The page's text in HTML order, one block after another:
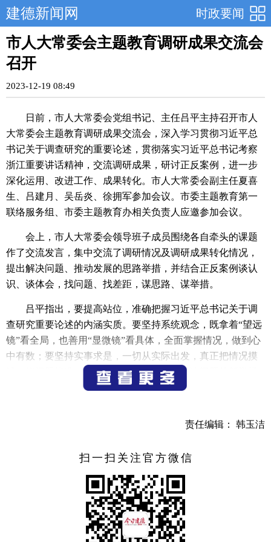
时政要闻
建德新闻网
市人大常委会主题教育调研成果交流会
召开
2023-12-19 08:49
日前，市人大常委会党组书记、主任吕平主持召开市人
大常委会主题教育调研成果交流会，深入学习贯彻习近平总
书记关于调查研究的重要论述，贯彻落实习近平总书记考察
浙江重要讲话精神，交流调研成果，研讨正反案例，进一步
深化运用、改进工作、成果转化。市人大常委会副主任夏喜
生、吕建月、吴岳炎、徐拥军参加会议。市委主题教育第一
联络服务组、市委主题教育办相关负责人应邀参加会议。
会上，市人大常委会领导班子成员围绕各自牵头的课题
作了交流发言，集中交流了调研情况及调研成果转化情况，
提出解决问题、推动发展的思路举措，并结合正反案例谈认
识、谈体会，找问题、找差距，谋思路、谋举措。
吕平指出，要提高站位，准确把握习近平总书记关于调
查研究重要论述的内涵实质。要坚持系统观念，既拿着“望远
镜”看全局，也善用“显微镜”看具体，全面掌握情况，做到心
中有数；要坚持实事求是，一切从实际出发，真正把情况摸
清、把问题找准；要坚持问题导向，提出解决问题的新举措
新思路新办法；要坚持人民至上，把“民呼我为”的理念要求
用。要持续推动难题破解，对已明确对策的，要及时推动落
实，有些长期性、基础性的问题，要持续跟进，久久为功；
要持续巩固扩大成果，加速将对策建议转化为政策举措、具
体实践；要加强宣传和理论研究，形成具有建德辨识度的实
践成果，努力将实践案例转化为理论创新。
责任编辑： 韩玉洁
扫一扫关注官方微信